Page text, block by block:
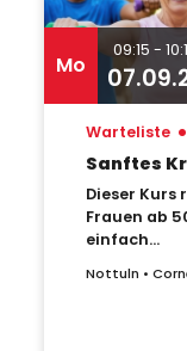
Mo
09:15 -
Sanftes
Dieser Kurs
Frauen ab
einfach...
Nottuln •
Warteliste •